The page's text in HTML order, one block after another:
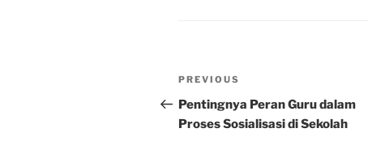
Post
navigation
Previous
Post
PREVIOUS
Pentingnya Peran Guru dalam
Proses Sosialisasi di Sekolah